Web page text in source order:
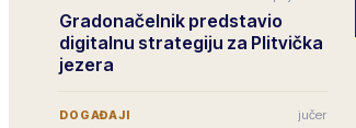
Gradonačelnik predstavio
digitalnu strategiju za Plitvička
jezera
DOGAĐAJI jučer